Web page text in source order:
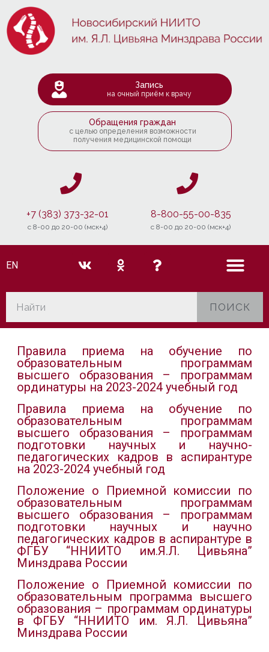
Запись
на очный приём к врачу
Обращения граждан
с целью определения возможности
получения медицинской помощи
+7 (383) 373-32-01
c 8-00 до 20-00 (мск+4)
8-800-55-00-835
c 8-00 до 20-00 (мск+4)
EN
ПОИСК
Правила приема на обучение по
образовательным программам
высшего образования – программам
ординатуры на 2023-2024 учебный год
Правила приема на обучение по
образовательным программам
высшего образования – программам
подготовки научных и научно-
педагогических кадров в аспирантуре
на 2023-2024 учебный год
Положение о Приемной комиссии по
образовательным программам
высшего образования – программам
подготовки научных и научно
педагогических кадров в аспирантуре в
ФГБУ “ННИИТО им.Я.Л. Цивьяна”
Минздрава России
Положение о Приемной комиссии по
образовательным программа высшего
образования – программам ординатуры
в ФГБУ “ННИИТО им. Я.Л. Цивьяна”
Минздрава России